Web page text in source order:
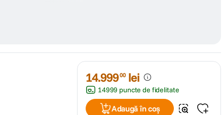
14.99900 lei
14999 puncte de fidelitate
Adaugă în coș